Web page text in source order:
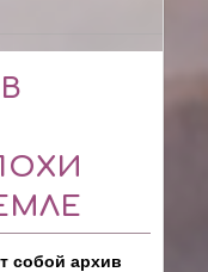
собой архив